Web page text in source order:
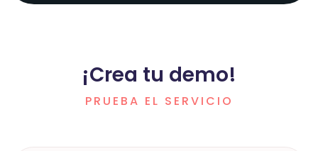
¡Crea tu demo!
PRUEBA EL SERVICIO